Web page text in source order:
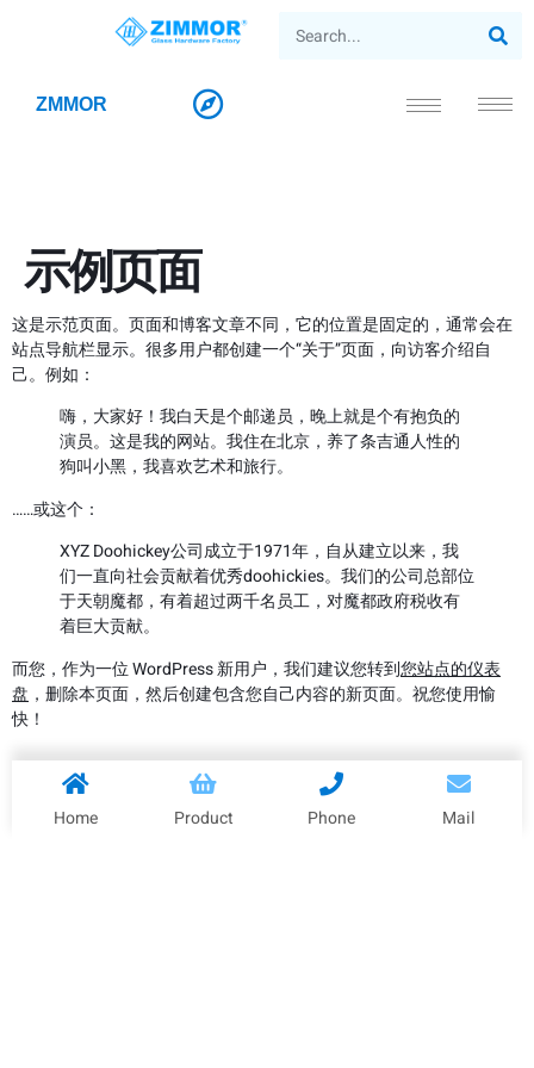
ZMMOR
示例页面
这是示范页面。页面和博客文章不同，它的位置是固定的，通常会在
站点导航栏显示。很多用户都创建一个“关于”页面，向访客介绍自
己。例如：
嗨，大家好！我白天是个邮递员，晚上就是个有抱负的
演员。这是我的网站。我住在北京，养了条吉通人性的
狗叫小黑，我喜欢艺术和旅行。
……或这个：
XYZ Doohickey公司成立于1971年，自从建立以来，我
们一直向社会贡献着优秀doohickies。我们的公司总部位
于天朝魔都，有着超过两千名员工，对魔都政府税收有
着巨大贡献。
而您，作为一位 WordPress 新用户，我们建议您转到您站点的仪表
盘 ，删除本页面，然后创建包含您自己内容的新页面。祝您使用愉
快！
Home Product Phone Mail